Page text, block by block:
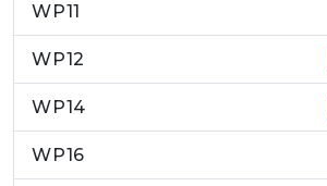
WP11
WP12
WP14
WP16